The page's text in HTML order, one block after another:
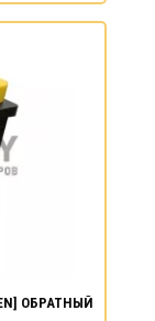
ОБРАТНЫЙ